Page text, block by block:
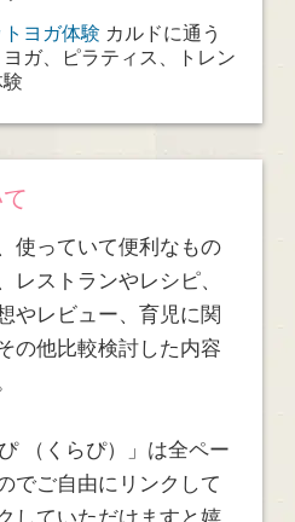
ヨガ体験 カルドに通う
ガ、ピラティス、トレン
使っていて便利なもの
レストランやレシピ、
やレビュー、育児に関
の他比較検討した内容
（くらぴ）」は全ペー
でご自由にリンクして
していただけますと嬉